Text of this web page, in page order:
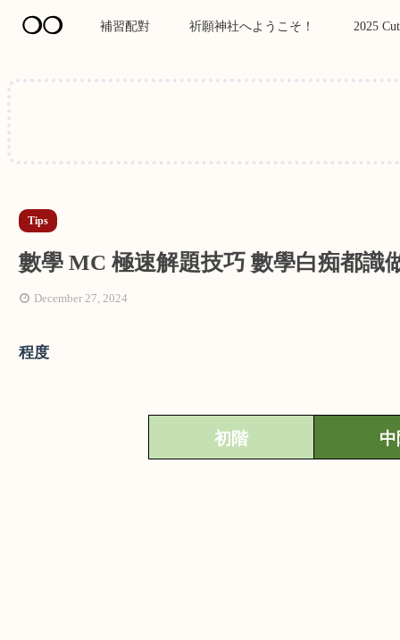
❍❍ 補習配對 祈願神社へようこそ！ 2025
Tips
數學 MC 極速解題技巧 數學白痴都識
December 27, 2024
程度
初 階 中